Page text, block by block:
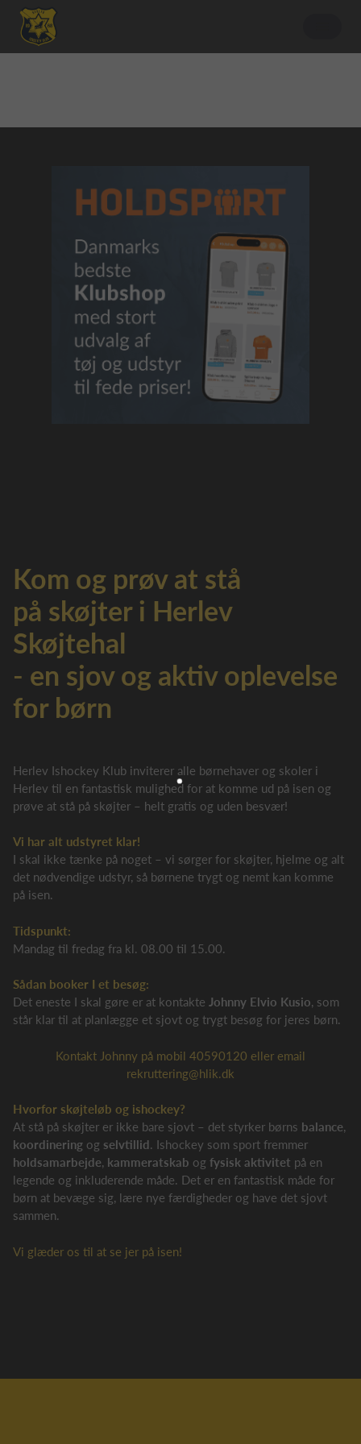
Kom og prøv at stå
på skøjter i Herlev
Skøjtehal
- en sjov og aktiv oplevelse
for børn
Herlev Ishockey Klub inviterer alle børnehaver og skoler i
Herlev til en fantastisk mulighed for at komme ud på isen og
prøve at stå på skøjter – helt gratis og uden besvær!
Vi har alt udstyret klar!
I skal ikke tænke på noget – vi sørger for skøjter, hjelme og alt
det nødvendige udstyr, så børnene trygt og nemt kan komme
på isen.
Tidspunkt:
Mandag til fredag fra kl. 08.00 til 15.00.
Sådan booker I et besøg:
Det eneste I skal gøre er at kontakte Johnny Elvio Kusio, som
står klar til at planlægge et sjovt og trygt besøg for jeres børn.
Kontakt Johnny på mobil 40590120 eller email
rekruttering@hlik.dk
Hvorfor skøjteløb og ishockey?
At stå på skøjter er ikke bare sjovt – det styrker børns balance,
koordinering og selvtillid. Ishockey som sport fremmer
holdsamarbejde, kammeratskab og fysisk aktivitet på en
legende og inkluderende måde. Det er en fantastisk måde for
børn at bevæge sig, lære nye færdigheder og have det sjovt
sammen.
Vi glæder os til at se jer på isen!